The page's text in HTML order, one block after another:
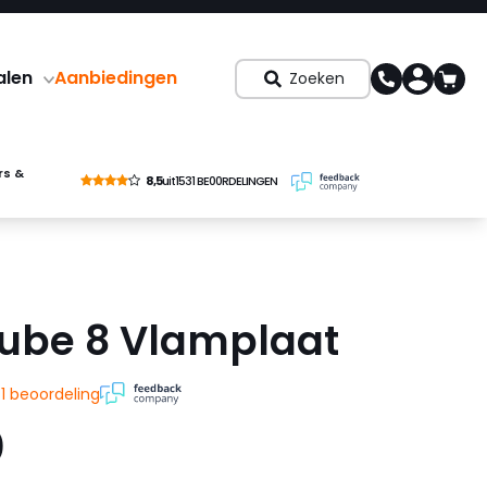
Aanbiedingen Zoeken
&
8,5uit1531 BE00RDELINGEN
8 Vlamplaat
1 beoordeling